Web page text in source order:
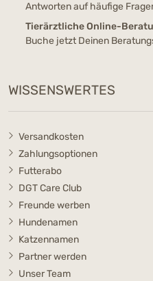
Antworten auf häufige
Tierärztliche Online-
Buche jetzt Deinen
WISSENSWERTES
Versandkosten
Zahlungsoptionen
Futterabo
DGT Care Club
Freunde werben
Hundenamen
Katzennamen
Partner werden
Unser Team